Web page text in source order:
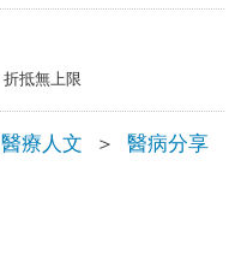
折抵無上限
醫療人文 ＞ 醫病分享